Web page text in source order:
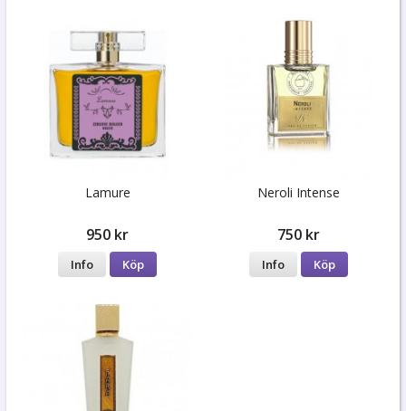
Lamure
950 kr
Info Köp
Neroli Intense
750 kr
Info Köp